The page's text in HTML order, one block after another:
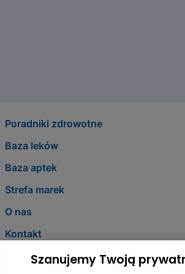
Poradniki zdrowotne
Baza leków
Baza aptek
Strefa marek
O nas
Kontakt
Szanujemy Twoją